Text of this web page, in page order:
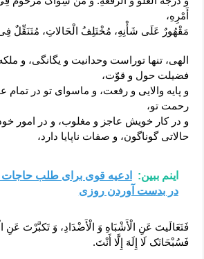
أَمْرِهِ،
مَقْهُورٌ عَلَی شَأْنِهِ، مُخْتَلِفُ الْحَالاتِ، مُتَنَقِّلٌ
الهی، تنها توراست وحدانیت و یگانگی، و
فضیلت حول و قوّت،
و پایه والایی و رفعت، و ماسوای تو در تمام
رحمت تو،
و در کار خویش عاجز و مغلوب، و در امور
حالاتی گوناگون، و صفات ناپایا دارد،
اینم ببین:
ادعیه قوی برای طلب
در بدست آوردن روزی
فَتَعَالَیتَ عَنِ الْأَشْبَاهِ وَ الْأَضْدَادِ، وَ تَکبَّرْتَ عَنِ
فَسُبْحَانَک لَا إِلَهَ إِلَّا أَنْتَ.